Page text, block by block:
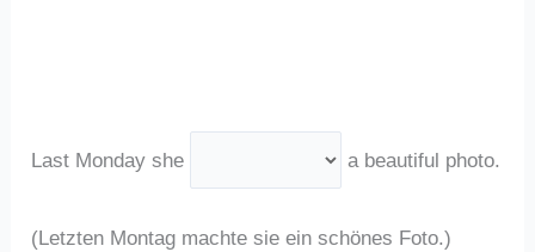
Last Monday she a beautiful photo.
(Letzten Montag machte sie ein schönes Foto.)